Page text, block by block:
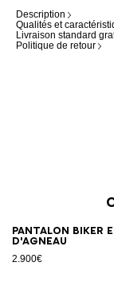
Description
Qualités et
Livraison standard
Politique de retour
Pantalon biker
d'agneau
2.900€